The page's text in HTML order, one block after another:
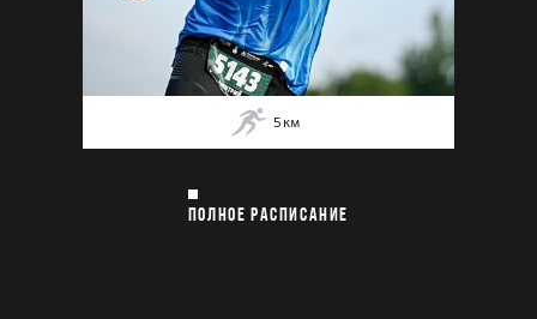
5 км
ПОЛНОЕ РАСПИСАНИЕ